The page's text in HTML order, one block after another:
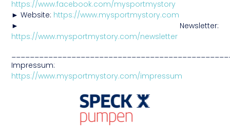
https://www.facebook.com/mysportmystory
► Website: https://www.mysportmystory.com
► Newsletter:
https://www.mysportmystory.com/newsletter
Impressum:
https://www.mysportmystory.com/impressum